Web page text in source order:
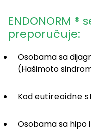
ENDONORM ®
preporučuje:
Osobama sa
(Hašimoto
Kodeutireoidne
Osobama sa hipo